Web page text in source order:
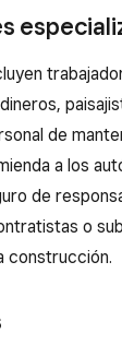
de
a los
de
o
construcción.